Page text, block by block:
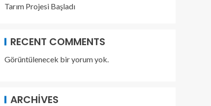
Tarım Projesi Başladı
RECENT COMMENTS
Görüntülenecek bir yorum yok.
ARCHIVES